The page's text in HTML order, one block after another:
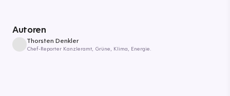
Autoren
Thorsten Denkler
Chef-Reporter Kanzleramt, Grüne, Klima, Energie.